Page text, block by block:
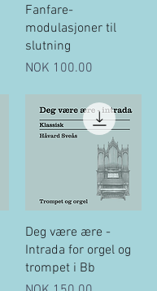
Quick View
Fanfare-
modulasjoner til
slutning
Price
NOK 100.00
Quick View
Deg være ære -
Intrada for orgel og
trompet i Bb